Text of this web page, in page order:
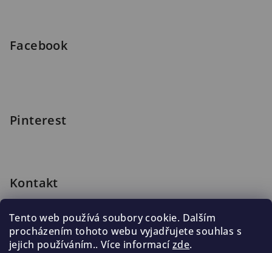
Tento web používá soubory cookie. Dalším
procházením tohoto webu vyjadřujete souhlas s
jejich používáním.. Více informacízde.
Facebook
Pinterest
Kontakt
222 316 990
776 019 998, 602 537 625